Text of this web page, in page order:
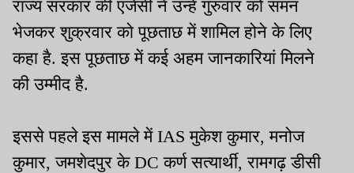
राज्य सरकार की एजेंसी ने उन्हें गुरुवार को समन
भेजकर शुक्रवार को पूछताछ में शामिल होने के लिए
कहा है. इस पूछताछ में कई अहम जानकारियां मिलने
की उम्मीद है.
इससे पहले इस मामले में IAS मुकेश कुमार, मनोज
कुमार, जमशेदपुर के DC कर्ण सत्यार्थी, रामगढ़ डीसी